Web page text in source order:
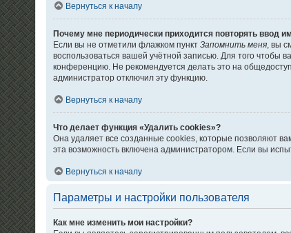
Вернуться к началу
Почему мне периодически приходится повторять ввод
Если вы не отметили флажком пунктЗапомнить меня, вы
воспользоваться вашей учётной записью. Для того чтобы
конференцию. Не рекомендуется делать это на
администратор отключил эту функцию.
Вернуться к началу
Что делает функция «Удалить cookies»?
Она удаляет все созданные cookies, которые позволяют
эта возможность включена администратором. Если вы
Вернуться к началу
Параметры и настройки пользователя
Как мне изменить мои настройки?